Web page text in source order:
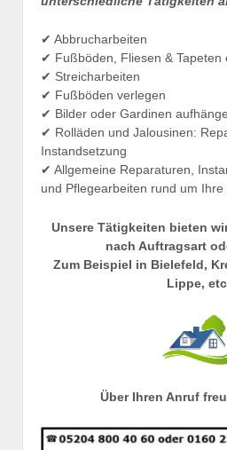
✔ Abbrucharbeiten
✔ Fußböden, Fliesen & Tapeten
✔ Streicharbeiten
✔ Fußböden verlegen
✔ Bilder oder Gardinen
✔ Rolläden und Jalousinen:
Instandsetzung
✔ Allgemeine Reparaturen,
und Pflegearbeiten rund um Ihre
Unsere Tätigkeiten bieten
nach Auftragsart
Zum Beispiel in Bielefeld,
Lippe,
Über Ihren Anruf